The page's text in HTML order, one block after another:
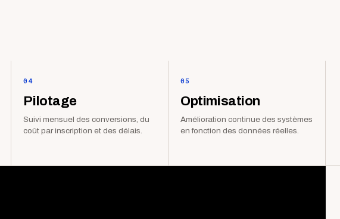
04
Pilotage
Suivi mensuel des conversions, du
coût par inscription et des délais.
05
Optimisation
Amélioration continue des systèmes
en fonction des données réelles.